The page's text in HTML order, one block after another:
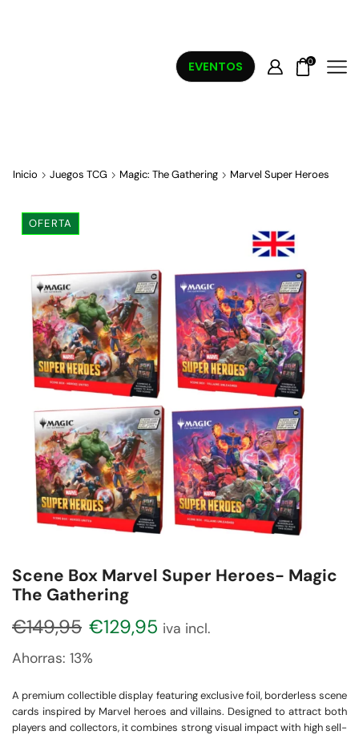
EVENTOS 0
Inicio Juegos TCG Magic: The Gathering Marvel Super Heroes
OFERTA
Scene Box Marvel Super Heroes- Magic
The Gathering
€149,95 €129,95 iva incl.
Ahorras: 13%
A premium collectible display featuring exclusive foil, borderless scene
cards inspired by Marvel heroes and villains. Designed to attract both
players and collectors, it combines strong visual impact with high sell-